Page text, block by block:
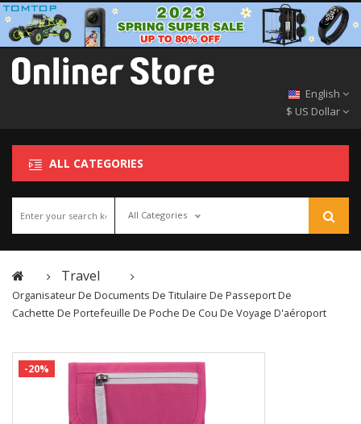
English
$ US Dollar
ALL CATEGORIES
All Categories
Travel
Organisateur De Documents De Titulaire De Passeport De
Cachette De Portefeuille De Poche De Cou De Voyage D'aéroport
-20%